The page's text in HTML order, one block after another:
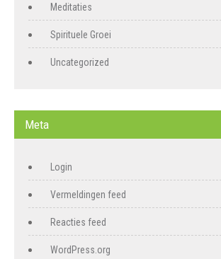
Meditaties
Spirituele Groei
Uncategorized
Meta
Login
Vermeldingen feed
Reacties feed
WordPress.org